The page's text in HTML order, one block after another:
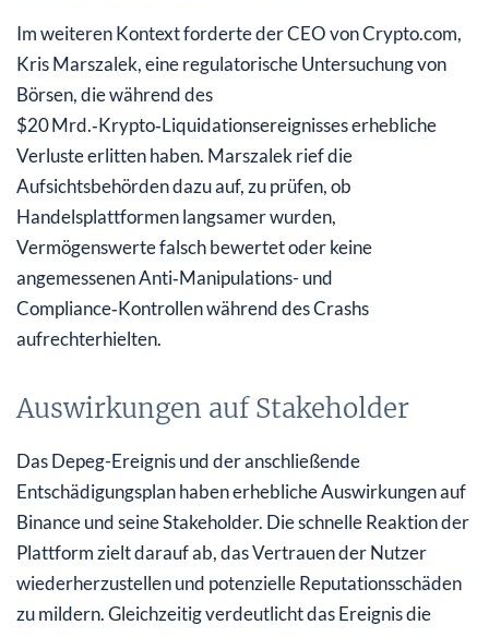
Im weiteren Kontext forderte der CEO von Crypto.com,
Kris Marszalek, eine regulatorische Untersuchung von
Börsen, die während des
$20 Mrd.‑Krypto‑Liquidationsereignisses erhebliche
Verluste erlitten haben. Marszalek rief die
Aufsichtsbehörden dazu auf, zu prüfen, ob
Handelsplattformen langsamer wurden,
Vermögenswerte falsch bewertet oder keine
angemessenen Anti‑Manipulations- und
Compliance‑Kontrollen während des Crashs
aufrechterhielten.
Auswirkungen auf Stakeholder
Das Depeg-Ereignis und der anschließende
Entschädigungsplan haben erhebliche Auswirkungen auf
Binance und seine Stakeholder. Die schnelle Reaktion der
Plattform zielt darauf ab, das Vertrauen der Nutzer
wiederherzustellen und potenzielle Reputationsschäden
zu mildern. Gleichzeitig verdeutlicht das Ereignis die